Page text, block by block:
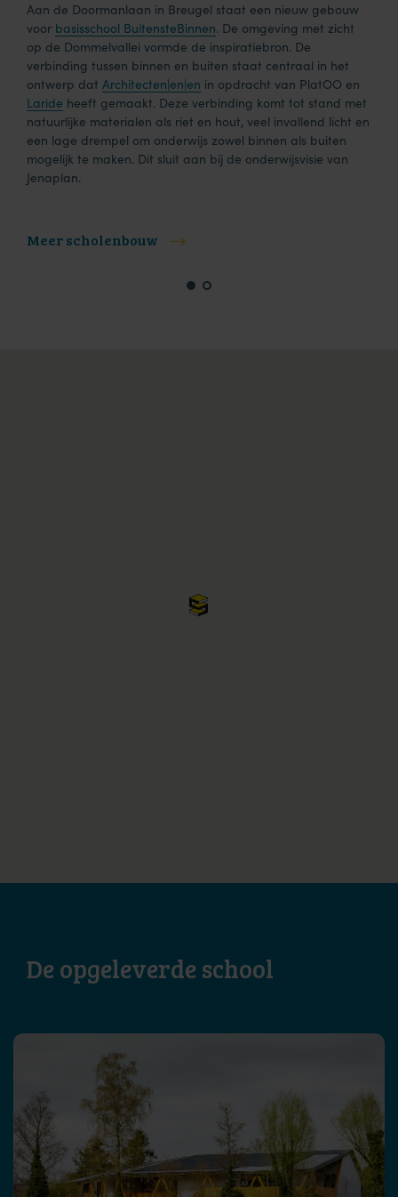
Aan de Doormanlaan in Breugel staat een nieuw gebouw
voor basisschool BuitensteBinnen. De omgeving met zicht
op de Dommelvallei vormde de inspiratiebron. De
verbinding tussen binnen en buiten staat centraal in het
ontwerp dat Architecten|en|en in opdracht van PlatOO en
Laride heeft gemaakt. Deze verbinding komt tot stand met
natuurlijke materialen als riet en hout, veel invallend licht en
een lage drempel om onderwijs zowel binnen als buiten
mogelijk te maken. Dit sluit aan bij de onderwijsvisie van
Jenaplan.
Meer scholenbouw
De opgeleverde school